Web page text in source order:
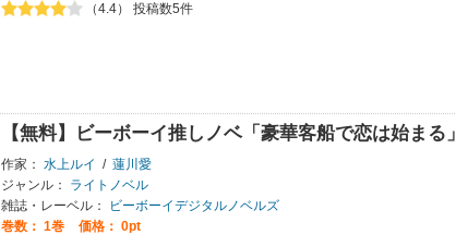
（4.4） 投稿数5件
【無料】ビーボーイ推しノベ「豪華客船で恋は始まる」
作家： 水上ルイ / 蓮川愛
ジャンル：
ライトノベル
雑誌・レーベル：
ビーボーイデジタルノベルズ
巻数： 1巻
価格： 0pt